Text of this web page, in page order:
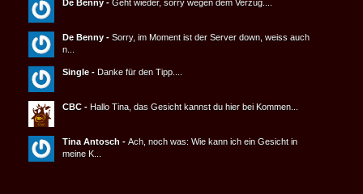
De Benny- Geht wieder, sorry wegen dem Verzug....
De Benny- Sorry, im Moment ist der Server down, weiss auch
n...
Single- Danke für den Tipp....
CBC- Hallo Tina, das Gesicht kannst du hier bei Kommen...
Tina Antosch - Ach, noch was: Wie kann ich ein Gesicht in
meine K...